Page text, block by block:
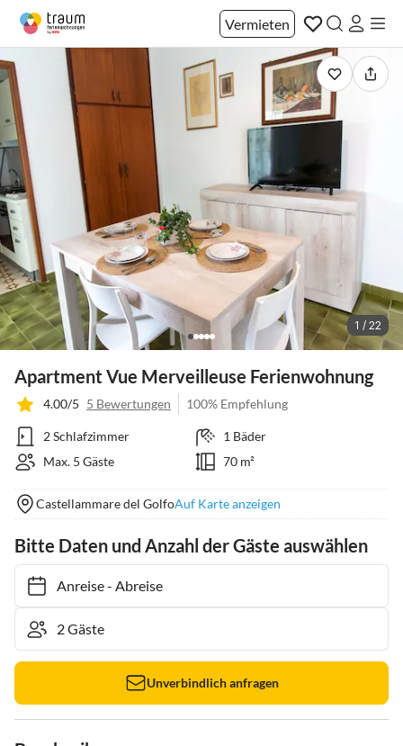
Vermieten
1 / 22
Apartment Vue Merveilleuse Ferienwohnung
4.00/5 5 Bewertungen 100% Empfehlung
2 Schlafzimmer
1 Bäder
Max. 5 Gäste
70 m²
Castellammare del GolfoAuf Karte anzeigen
Bitte Daten und Anzahl der Gäste auswählen
Anreise- Abreise
Unverbindlich anfragen